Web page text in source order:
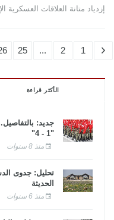
إزدياد متانة العلاقات العسكرية
1
2
...
25
الأكثر قراءة
جديد:
"1 - 4"
منذ 8 سنوات
تحليل: جدوى
الحديثة
منذ 6 سنوات